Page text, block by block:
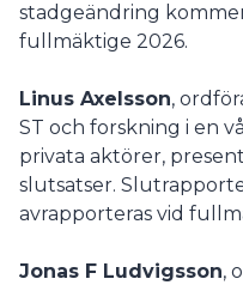
stadgeändring
fullmäktige 2026.
Linus Axelsson,
ST och forskning i en
privata aktörer,
slutsatser.
avrapporteras vid
Jonas F Ludvigsson,